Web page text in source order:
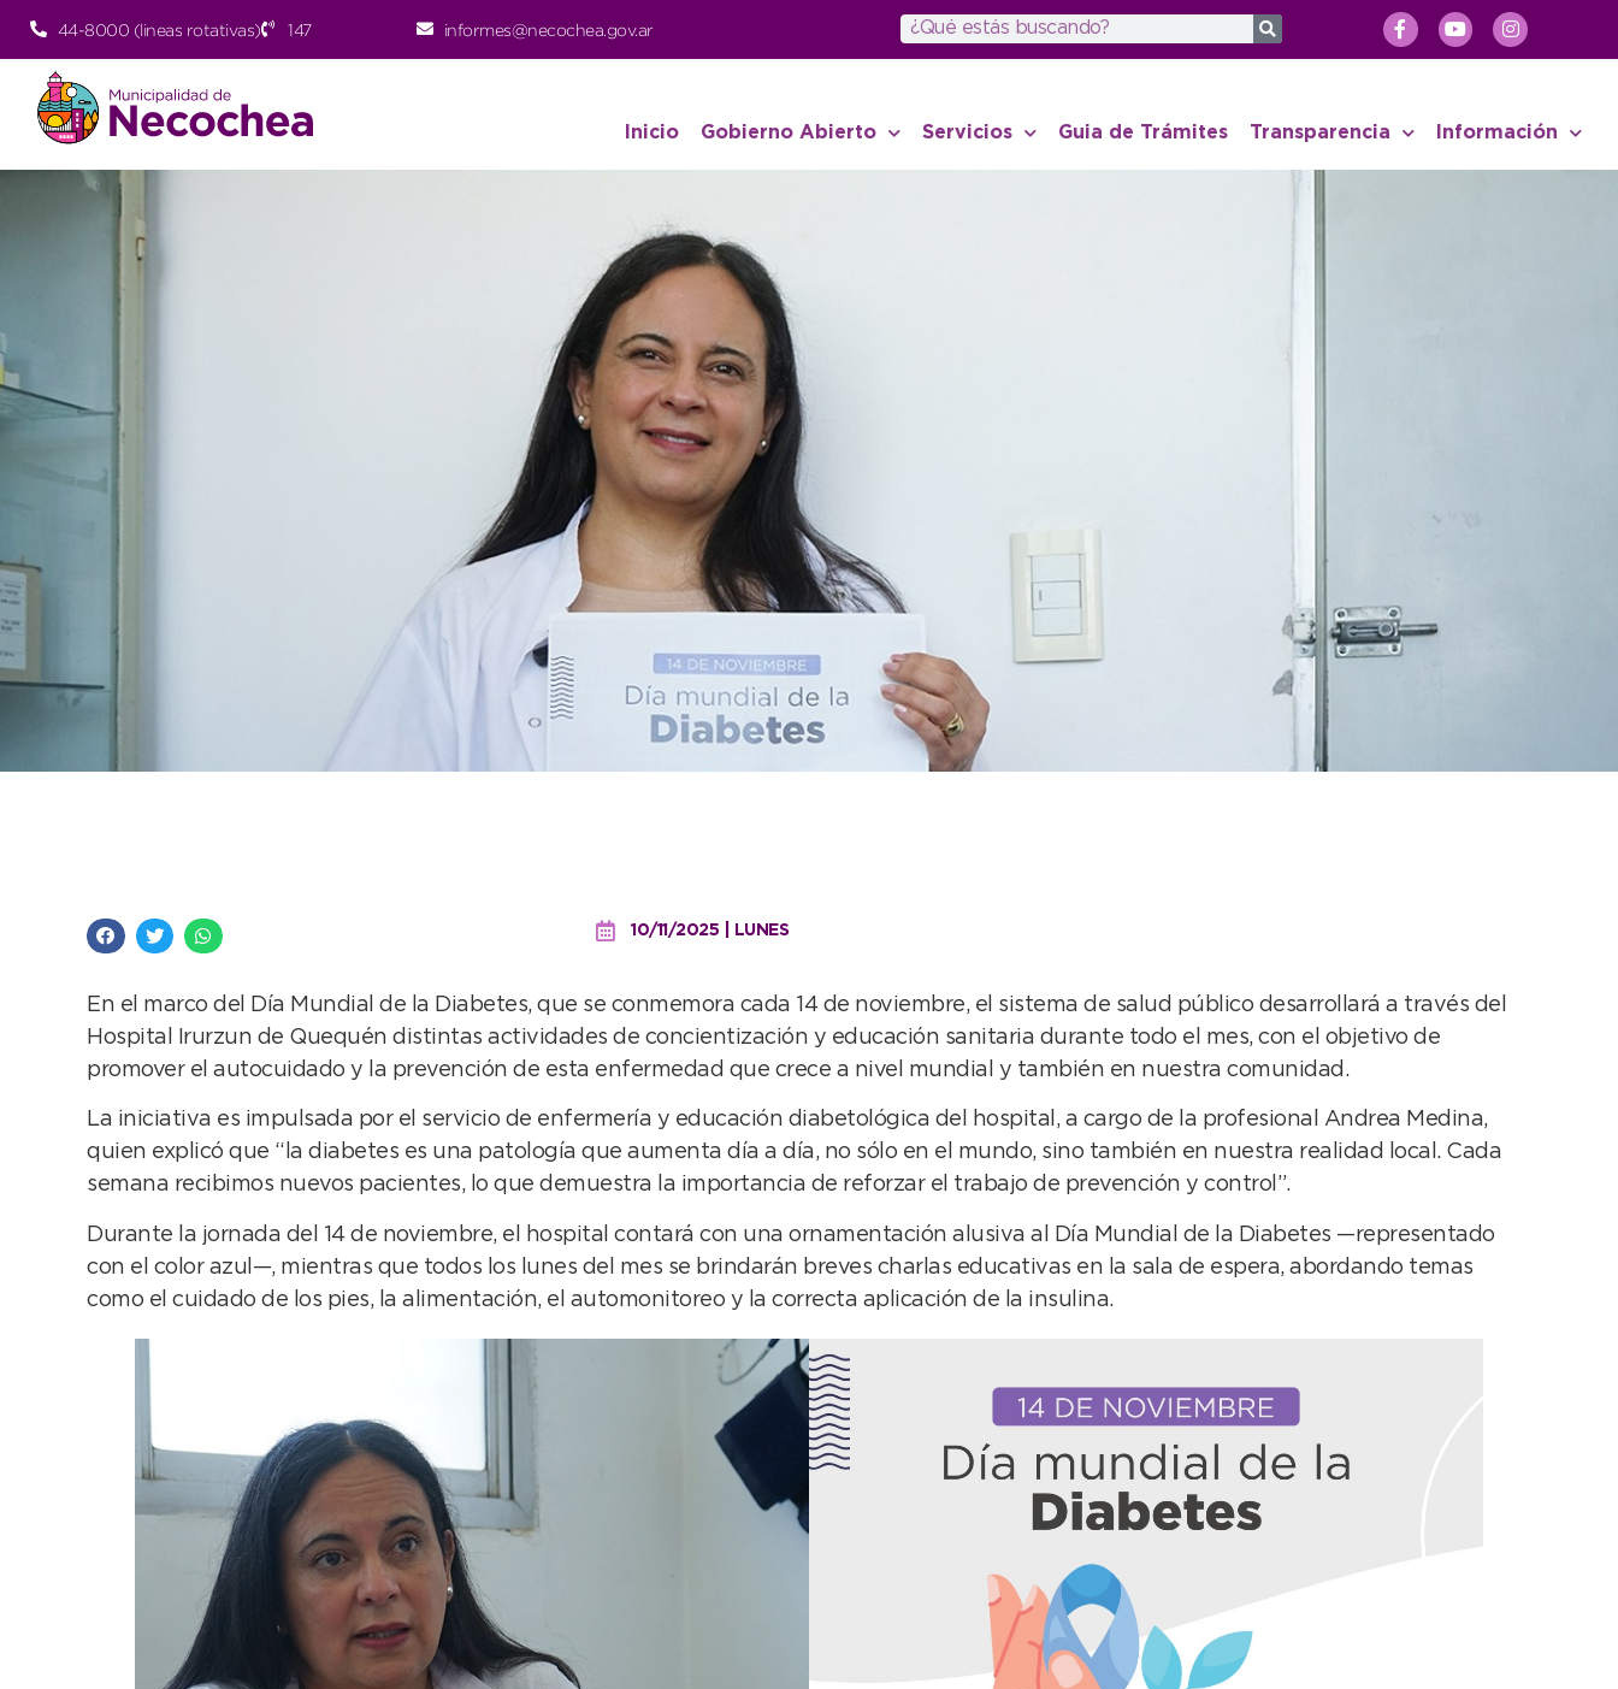
44-8000 (lineas rotativas) 147 informes@necochea.gov.ar
Inicio Gobierno Abierto Servicios Guia de Trámites Transparencia Información
10/11/2025 | LUNES
En el marco del Día Mundial de la Diabetes, que se conmemora cada 14 de noviembre, el sistema de salud público desarrollará a través del
Hospital Irurzun de Quequén distintas actividades de concientización y educación sanitaria durante todo el mes, con el objetivo de
promover el autocuidado y la prevención de esta enfermedad que crece a nivel mundial y también en nuestra comunidad.
La iniciativa es impulsada por el servicio de enfermería y educación diabetológica del hospital, a cargo de la profesional Andrea Medina,
quien explicó que “la diabetes es una patología que aumenta día a día, no sólo en el mundo, sino también en nuestra realidad local. Cada
semana recibimos nuevos pacientes, lo que demuestra la importancia de reforzar el trabajo de prevención y control”.
Durante la jornada del 14 de noviembre, el hospital contará con una ornamentación alusiva al Día Mundial de la Diabetes —representado
con el color azul—, mientras que todos los lunes del mes se brindarán breves charlas educativas en la sala de espera, abordando temas
como el cuidado de los pies, la alimentación, el automonitoreo y la correcta aplicación de la insulina.